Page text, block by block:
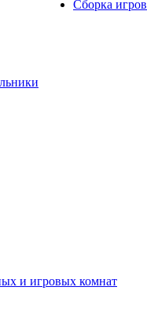
Сборка